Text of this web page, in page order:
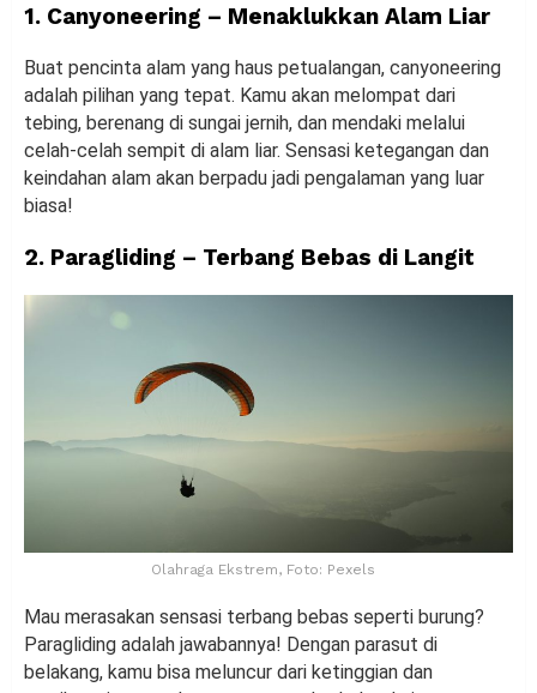
1. Canyoneering – Menaklukkan Alam Liar
Buat pencinta alam yang haus petualangan, canyoneering
adalah pilihan yang tepat. Kamu akan melompat dari
tebing, berenang di sungai jernih, dan mendaki melalui
celah-celah sempit di alam liar. Sensasi ketegangan dan
keindahan alam akan berpadu jadi pengalaman yang luar
biasa!
2. Paragliding – Terbang Bebas di Langit
Olahraga Ekstrem, Foto: Pexels
Mau merasakan sensasi terbang bebas seperti burung?
Paragliding adalah jawabannya! Dengan parasut di
belakang, kamu bisa meluncur dari ketinggian dan